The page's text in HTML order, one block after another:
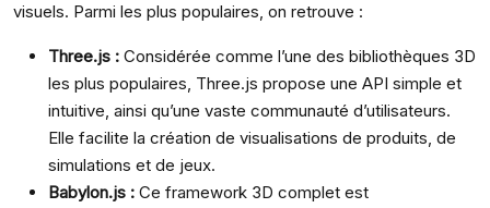
visuels. Parmi les plus populaires, on retrouve :
Three.js : Considérée comme l’une des bibliothèques 3D
les plus populaires, Three.js propose une API simple et
intuitive, ainsi qu’une vaste communauté d’utilisateurs.
Elle facilite la création de visualisations de produits, de
simulations et de jeux.
Babylon.js : Ce framework 3D complet est